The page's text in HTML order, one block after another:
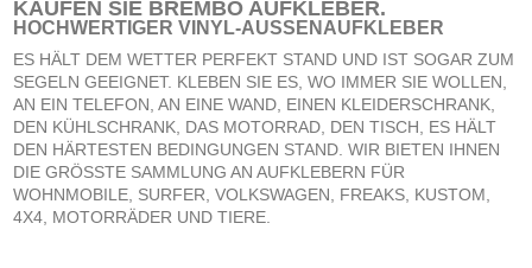
KAUFEN SIE BREMBO AUFKLEBER.
HOCHWERTIGER VINYL-AUSSENAUFKLEBER
ES HÄLT DEM WETTER PERFEKT STAND UND IST SOGAR ZUM
SEGELN GEEIGNET. KLEBEN SIE ES, WO IMMER SIE WOLLEN,
AN EIN TELEFON, AN EINE WAND, EINEN KLEIDERSCHRANK,
DEN KÜHLSCHRANK, DAS MOTORRAD, DEN TISCH, ES HÄLT
DEN HÄRTESTEN BEDINGUNGEN STAND. WIR BIETEN IHNEN
DIE GRÖSSTE SAMMLUNG AN AUFKLEBERN FÜR
WOHNMOBILE, SURFER, VOLKSWAGEN, FREAKS, KUSTOM,
4X4, MOTORRÄDER UND TIERE.